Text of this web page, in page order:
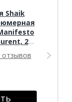
Shaik
20
отзывов